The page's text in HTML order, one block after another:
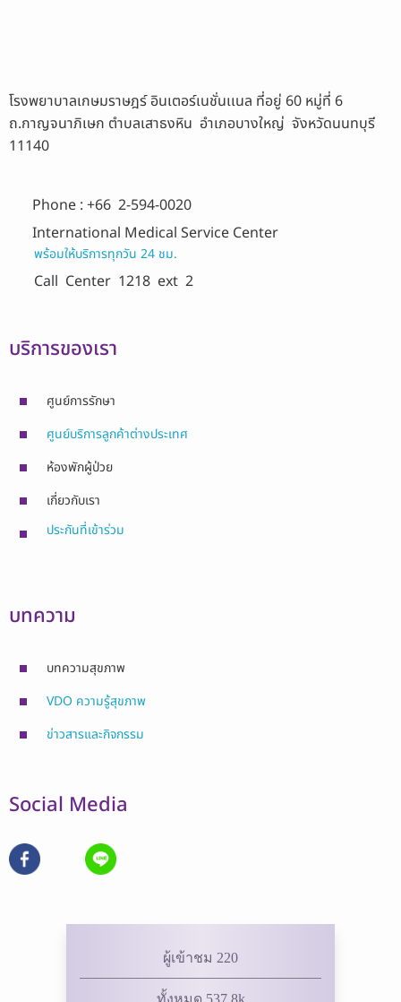
โรงพยาบาลเกษมราษฎร์ อินเตอร์เนชั่นเเนล ที่อยู่ 60 หมู่ที่ 6
ถ.กาญจนาภิเษก ตำบลเสาธงหิน อำเภอบางใหญ่ จังหวัดนนทบุรี
11140
Phone : +66 2-594-0020
International Medical Service Center
พร้อมให้บริการทุกวัน 24 ชม.
Call Center 1218 ext 2
บริการของเรา
ศูนย์การรักษา
ศูนย์บริการลูกค้าต่างประเทศ
ห้องพักผู้ป่วย
เกี่ยวกับเรา
ประกันที่เข้าร่วม
บทความ
บทความสุขภาพ
VDO ความรู้สุขภาพ
ข่าวสารและกิจกรรม
Social Media
ผู้เข้าชม 220
ทั้งหมด 537.8k